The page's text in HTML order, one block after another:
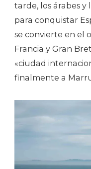
tarde, los árabes
para conquistar
se convierte en el
Francia y Gran
«ciudad
finalmente a